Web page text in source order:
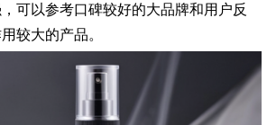
可以参考口碑较好的大品牌和用户反
较大的产品。